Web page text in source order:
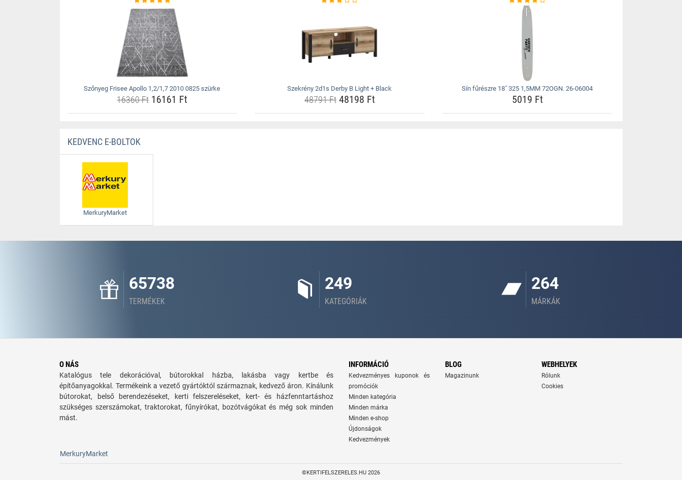
Szőnyeg Frisee Apollo 1,2/1,7 2010 0825 szürke
16360 Ft16161 Ft
Szekrény 2d1s Derby B Light + Black
48791 Ft48198 Ft
Sín fűrészre 18˝ 325 1,5MM 72OGN. 26-06004
5019 Ft
KEDVENC E-BOLTOK
MerkuryMarket
65738
TERMÉKEK
249
KATEGÓRIÁK
264
MÁRKÁK
O NÁS
Katalógus tele dekorációval, bútorokkal házba, lakásba vagy kertbe és
építőanyagokkal. Termékeink a vezető gyártóktól származnak, kedvező áron. Kínálunk
bútorokat, belső berendezéseket, kerti felszereléseket, kert- és házfenntartáshoz
szükséges szerszámokat, traktorokat, fűnyírókat, bozótvágókat és még sok minden
mást.
INFORMÁCIÓ
Kedvezményes kuponok és
promóciók
Minden kategória
Minden márka
Minden e-shop
Újdonságok
Kedvezmények
BLOG
Magazinunk
WEBHELYEK
Rólunk
Cookies
MerkuryMarket
©KERTIFELSZERELES.HU 2026